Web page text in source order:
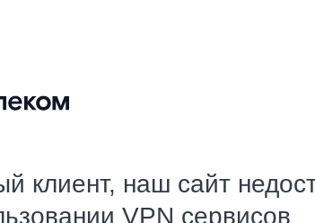
клиент, наш сайт
VPN сервисов